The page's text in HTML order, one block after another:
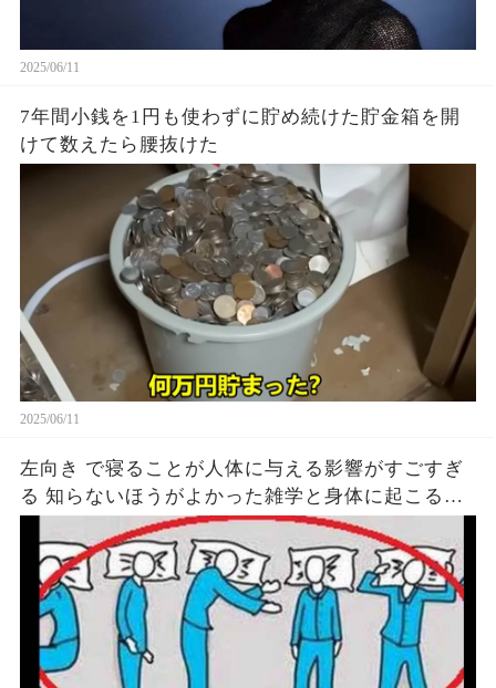
2025/06/11
7年間小銭を1円も使わずに貯め続けた貯金箱を開
けて数えたら腰抜けた
2025/06/11
左向き で寝ることが人体に与える影響がすごすぎ
る 知らないほうがよかった雑学と身体に起こる現
象がヤバい… 驚くべき 大人の 面白いけど知ると後
悔